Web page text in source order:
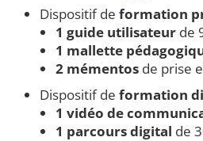
Dispositif de formation
1 guide utilisateur de
1 mallette
2 mémentos de prise
Dispositif de formation
1 vidéo de
1 parcours digital de